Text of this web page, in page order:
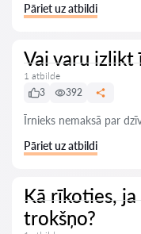
Pāriet uz atbildi
Vai varu izlikt
1 atbilde
3
392
Īrnieks nemaksā par
Pāriet uz atbildi
Kā rīkoties,
trokšņo?